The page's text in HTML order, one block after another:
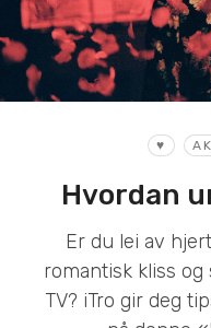
♥
Hvordan
Er du lei av
romantisk kliss
TV? iTro gir deg